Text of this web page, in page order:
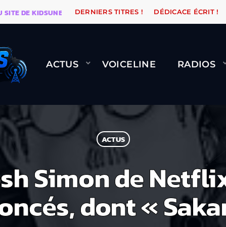
KIDSUNE WARÉTRO ORANGE ROAD QUI
DERNIERS TITRES ! DÉDICACE ÉCRIT !
ACTUS VOICELINE RADIOS
ACTUS
Simon de
dont «